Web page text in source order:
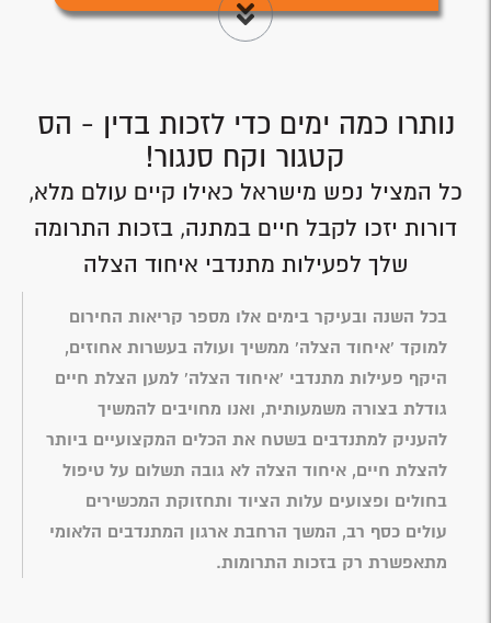
נותרו כמה ימים כדי לזכות בדין - הס
קטגור וקח סנגור!
כל המציל נפש מישראל כאילו קיים עולם מלא,
דורות יזכו לקבל חיים במתנה, בזכות התרומה
שלך לפעילות מתנדבי איחוד הצלה
בכל השנה ובעיקר בימים אלו מספר קריאות החירום
למוקד 'איחוד הצלה' ממשיך ועולה בעשרות אחוזים,
היקף פעילות מתנדבי 'איחוד הצלה' למען הצלת חיים
גודלת בצורה משמעותית, ואנו מחויבים להמשיך
להעניק למתנדבים בשטח את הכלים המקצועיים ביותר
להצלת חיים, איחוד הצלה לא גובה תשלום על טיפול
בחולים ופצועים עלות הציוד ותחזוקת המכשירים
עולים כסף רב, המשך הרחבת ארגון המתנדבים הלאומי
מתאפשרת רק בזכות התרומות.